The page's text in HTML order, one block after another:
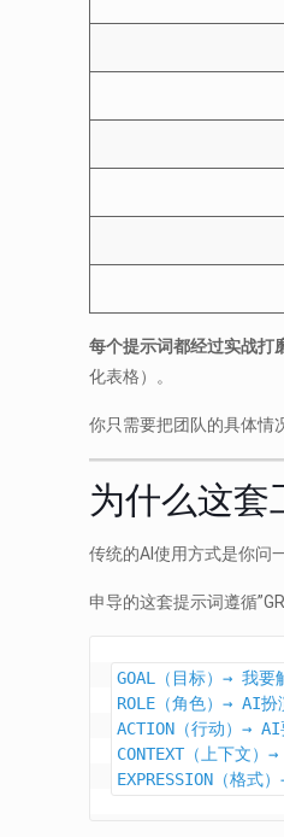
每个提示词都经过实战打
化表格）。
你只需要把团队的具体情
为什么这套
传统的AI使用方式是你问
申导的这套提示词遵循
GOAL（目标）→ 我要
ROLE（角色）→ AI扮
ACTION（行动）→
CONTEXT（上下文）
EXPRESSION（格式